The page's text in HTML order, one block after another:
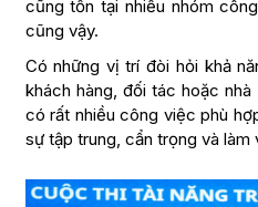
cũng tồn tại nhiều nhóm
cũng vậy.
Có những vị trí đòi hỏi khả
khách hàng, đối tác hoặc
có rất nhiều công việc phù
sự tập trung, cẩn trọng và làm